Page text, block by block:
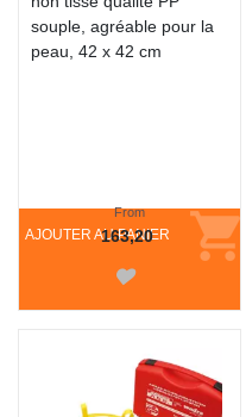
souple, agréable pour la
peau, 42 x 42 cm
AJOUTER AU PANIER
From
163,20